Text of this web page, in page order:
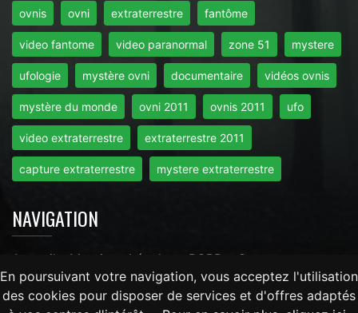
En poursuivant votre navigation, vous acceptez l'utilisation
des cookies pour disposer de services et d'offres adaptés
ovnis ovni extraterrestre fantôme
video fantome video paranormal zone 51 mystere
ufologie mystère ovni documentaire vidéos ovnis
mystère du monde ovni 2011 ovnis 2011 ufo
video extraterrestre extraterrestre 2011
capture extraterrestre mystere extraterrestre
NAVIGATION
Accueil Mentions Légales RGPD Contact